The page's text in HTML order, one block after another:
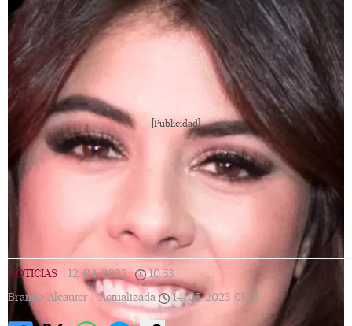
[Publicidad]
NOTICIAS 12/04/2022 | 10:53
Brando Alcauter |
Actualizada 14/05/2023 01:19